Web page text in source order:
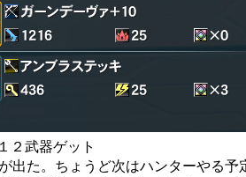
２武器ゲット
た。ちょうど次はハンターやる予